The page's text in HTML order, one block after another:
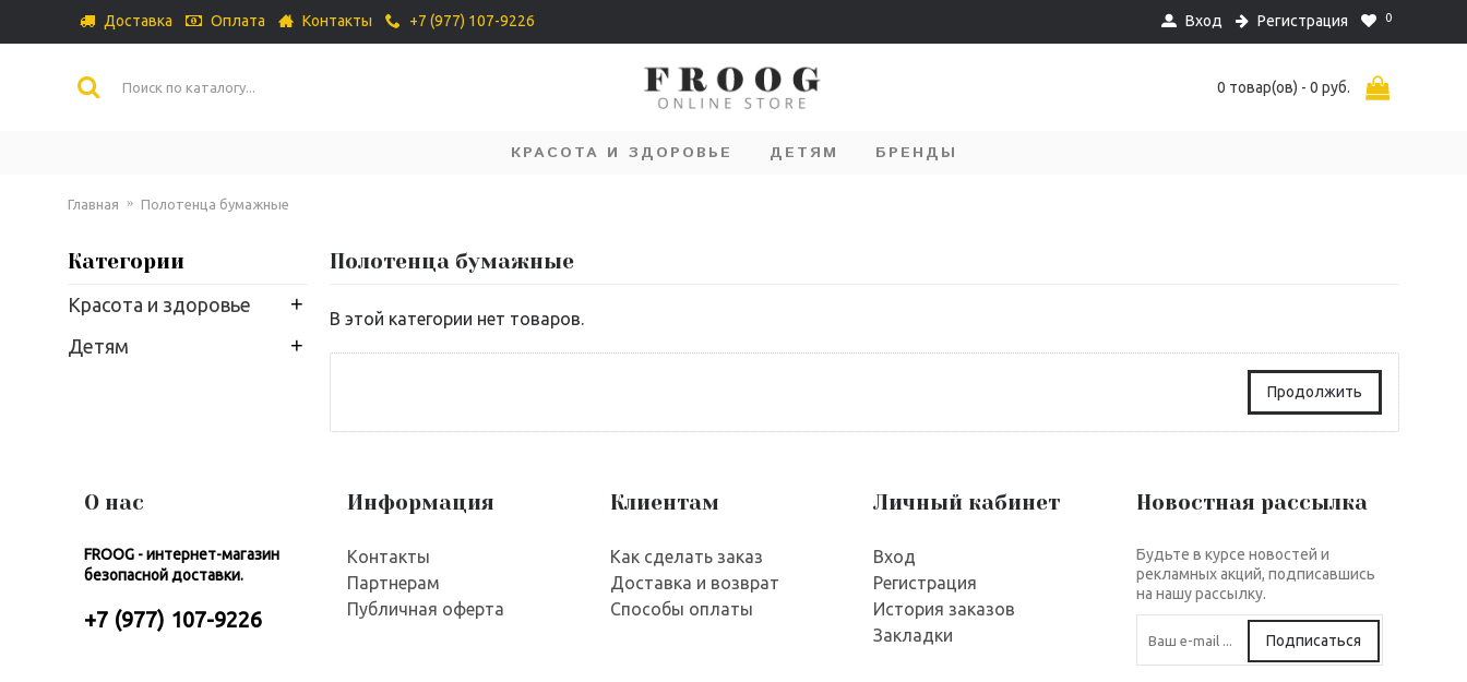
Доставка Оплата Контакты +7 (977) 107-9226 Вход Регистрация 0
0 товар(ов) - 0 руб.
КРАСОТА И ЗДОРОВЬЕ ДЕТЯМ БРЕНДЫ
Главная Полотенца бумажные
Категории
Красота и здоровье +
Детям +
Полотенца бумажные
В этой категории нет товаров.
Продолжить
О нас
FROOG - интернет-магазин
безопасной доставки.
+7 (977) 107-9226
Информация
Контакты
Партнерам
Публичная оферта
Клиентам
Как сделать заказ
Доставка и возврат
Способы оплаты
Личный кабинет
Вход
Регистрация
История заказов
Закладки
Новостная рассылка
Будьте в курсе новостей и
рекламных акций, подписавшись
на нашу рассылку.
Подписаться